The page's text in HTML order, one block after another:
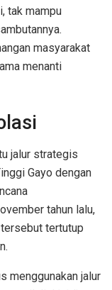
tak mampu
masyarakat
menanti
jalur strategis
Gayo dengan
tahun lalu,
tertutup
menggunakan jalur